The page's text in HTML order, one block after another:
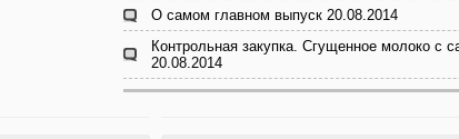
О самом главном выпуск 20.08.2014
Контрольная закупка. Сгущенное молоко с
20.08.2014